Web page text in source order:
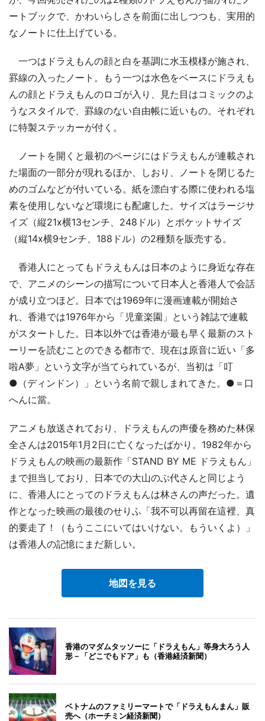
ートブックで、かわいらしさを前面に出しつつも、実用的
なノートに仕上げている。
一つはドラえもんの顔と白を基調に水玉模様が施され、
罫線の入ったノート。もう一つは水色をベースにドラえも
んの顔とドラえもんのロゴが入り、見た目はコミックのよ
うなスタイルで、罫線のない自由帳に近いもの。それぞれ
に特製ステッカーが付く。
ノートを開くと最初のページにはドラえもんが連載され
た場面の一部分が現れるほか、しおり、ノートを閉じるた
めのゴムなどが付いている。紙を漂白する際に使われる塩
素を使用しないなど環境にも配慮した。サイズはラージサ
イズ（縦21x横13センチ、248ドル）とポケットサイズ
（縦14x横9センチ、188ドル）の2種類を販売する。
香港人にとってもドラえもんは日本のように身近な存在
で、アニメのシーンの描写について日本人と香港人で会話
が成り立つほど。日本では1969年に漫画連載が開始さ
れ、香港では1976年から「児童楽園」という雑誌で連載
がスタートした。日本以外では香港が最も早く最新のスト
ーリーを読むことのできる都市で、現在は原音に近い「多
啦A夢」という文字が当てられているが、当初は「叮
●（ディンドン）」という名前で親しまれてきた。●＝口
へんに當。
アニメも放送されており、ドラえもんの声優を務めた林保
全さんは2015年1月2日に亡くなったばかり。1982年から
ドラえもんの映画の最新作「STAND BY ME ドラえもん」
まで担当しており、日本での大山のぶ代さんと同じよう
に、香港人にとってのドラえもんは林さんの声だった。遺
作となった映画の最後のせりふ「我不可以再留在這裡、真
的要走了！（もうここにいてはいけない。もういくよ）」
は香港人の記憶にまだ新しい。
地図を見る
香港のマダムタッソーに「ドラえもん」等身大ろう人
形－「どこでもドア」も（香港経済新聞）
ベトナムのファミリーマートで「ドラえもんまん」販
売へ（ホーチミン経済新聞）